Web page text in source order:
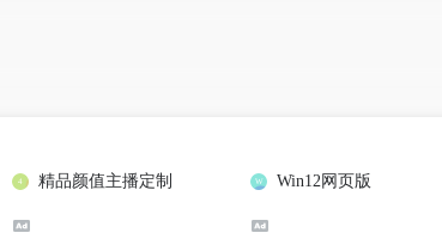
精品颜值主播定制 Win12网页版